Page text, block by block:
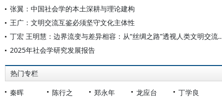
张翼：中国社会学的本土深耕与理论建构
王广：文明交流互鉴必须坚守文化主体性
丁宏 王明慧：边界流变与差
2025年社会学研究发展报告
热门专栏
秦晖 陈行之 郑永年 龙应台
丁学良